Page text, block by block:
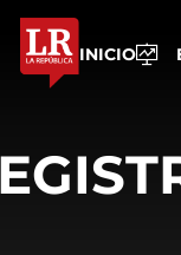
INICIO